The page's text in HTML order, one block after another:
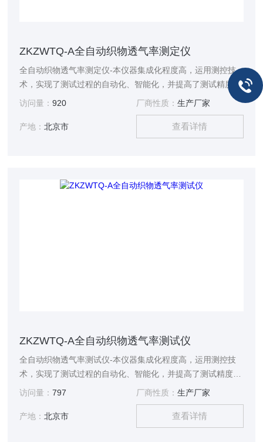
ZKZWTQ-A全自动织物透气率测定仪
全自动织物透气率测定仪-本仪器集成化程度高，运用测控技
术，实现了测试过程的自动化、智能化，并提高了测试精度。
通过10寸触摸屏，整个测试过程一键式操作，操作简单，智能
测定的仪器。
访问量：920 厂商性质： 生产厂家
产地：北京市 查看详情
ZKZWTQ-A全自动织物透气率测试仪
全自动织物透气率测试仪-本仪器集成化程度高，运用测控技
术，实现了测试过程的自动化、智能化，并提高了测试精度。
通过10寸触摸屏，整个测试过程一键式操作，操作简单，智能
测定的仪器。
访问量：797 厂商性质： 生产厂家
产地：北京市 查看详情